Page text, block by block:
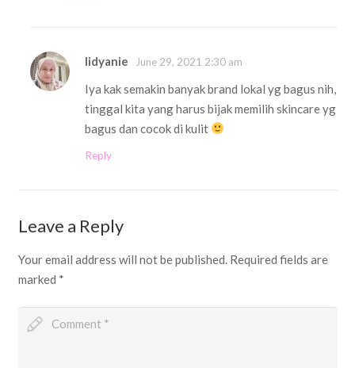
Iidyanie June 29, 2021 2:30 am
Iya kak semakin banyak brand lokal yg bagus nih,
tinggal kita yang harus bijak memilih skincare yg
bagus dan cocok di kulit
Reply
Leave a Reply
Your email address will not be published. Required fields are
marked *